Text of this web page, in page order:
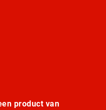
product van